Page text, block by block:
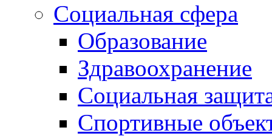
Социальная сфера
Образование
Здравоохранение
Социальная
Спортивные